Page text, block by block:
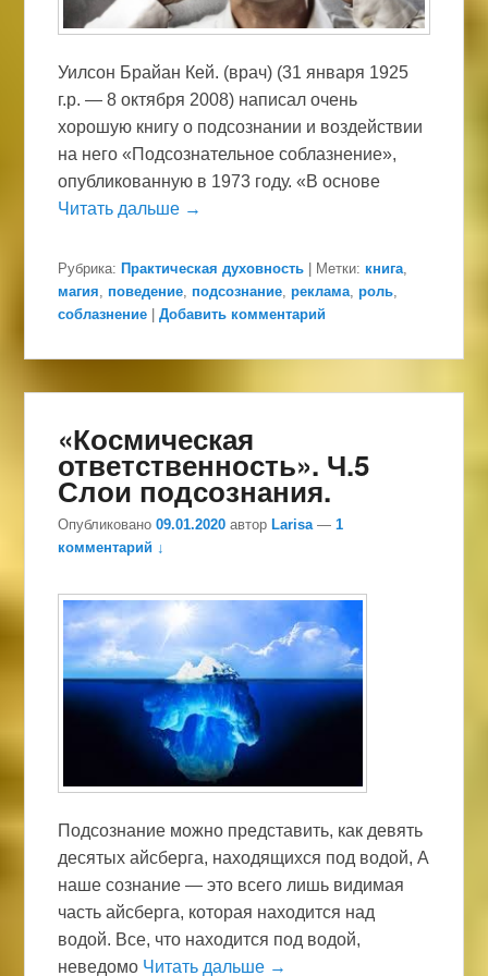
Уилсон Брайан Кей. (врач) (31 января 1925
г.р. — 8 октября 2008) написал очень
хорошую книгу о подсознании и воздействии
на него «Подсознательное соблазнение»,
опубликованную в 1973 году. «В основе
Читать дальше →
Рубрика: Практическая духовность Метки: книга,
магия, поведение, подсознание,реклама,роль,
соблазнение
|Добавить комментарий
«Космическая
ответственность». Ч.5
Слои подсознания.
Опубликовано09.01.2020 автор Larisa —1
комментарий ↓
Подсознание можно представить, как девять
десятых айсберга, находящихся под водой, А
наше сознание — это всего лишь видимая
часть айсберга, которая находится над
водой. Все, что находится под водой,
неведомо Читать дальше →